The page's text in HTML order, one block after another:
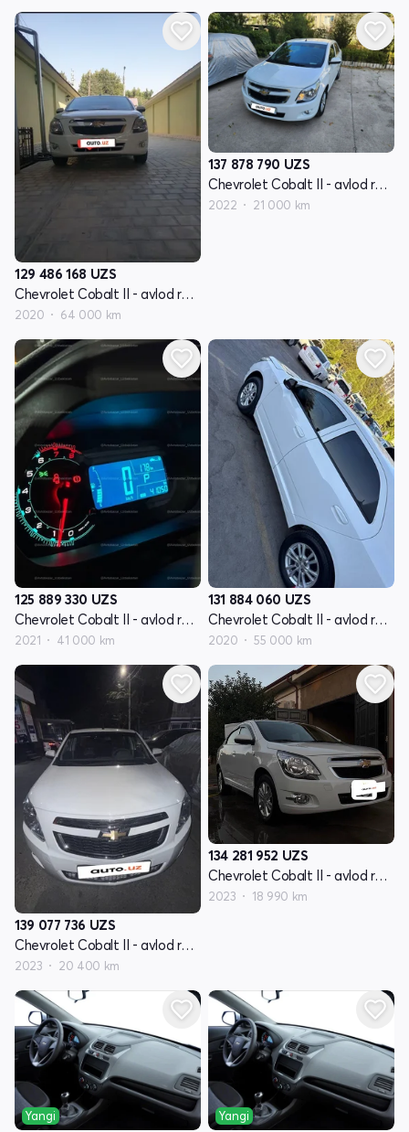
129 486 168 UZS
Chevrolet Cobalt II - avlod restyling
2020 64 000 km
137 878 790 UZS
Chevrolet Cobalt II - avlod restyling
2022 21 000 km
125 889 330 UZS
Chevrolet Cobalt II - avlod restyling
2021 41 000 km
131 884 060 UZS
Chevrolet Cobalt II - avlod restyling
2020 55 000 km
139 077 736 UZS
Chevrolet Cobalt II - avlod restyling
2023 20 400 km
134 281 952 UZS
Chevrolet Cobalt II - avlod restyling
2023 18 990 km
Yangi Yangi